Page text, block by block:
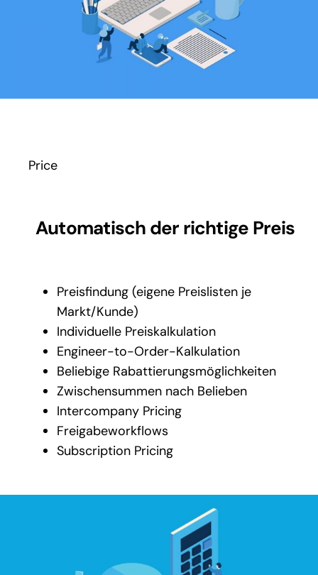
Price
Automatisch der richtige Preis
Preisfindung (eigene Preislisten je
Markt/Kunde)
Individuelle Preiskalkulation
Engineer-to-Order-Kalkulation
Beliebige Rabattierungsmöglichkeiten
Zwischensummen nach Belieben
Intercompany Pricing
Freigabeworkflows
Subscription Pricing